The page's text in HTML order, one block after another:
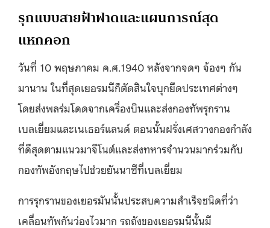
รุกแบบสายฟ้าฟาดและแผนการณ์สุด
แหกคอก
วันที่ 10 พฤษภาคม ค.ศ.1940 หลังจากจดๆ จ้องๆ กัน
มานาน ในที่สุดเยอรมนีก็ตัดสินใจบุกยึดประเทศต่างๆ
โดยส่งพลร่มโดดจากเครื่องบินและส่งกองทัพรุกราน
เบลเยี่ยมและเนเธอร์แลนด์ ตอนนั้นฝรั่งเศสวางกองกำลัง
ที่ดีสุดตามแนวมาจีโนต์และส่งทหารจำนวนมากร่วมกับ
กองทัพอังกฤษไปช่วยยันนาซีที่เบลเยี่ยม
การรุกรานของเยอรมันนั้นประสบความสำเร็จชนิดที่ว่า
เคลื่อนทัพกันว่องไวมาก รถถังของเยอรมนีนั้นมี